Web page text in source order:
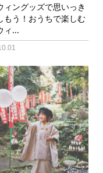
ィングッズで思いっき
もう！おうちで楽しむ
ィ...